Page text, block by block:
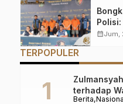
calendar_monthJum,
TERPOPULER
Berita
terhadap